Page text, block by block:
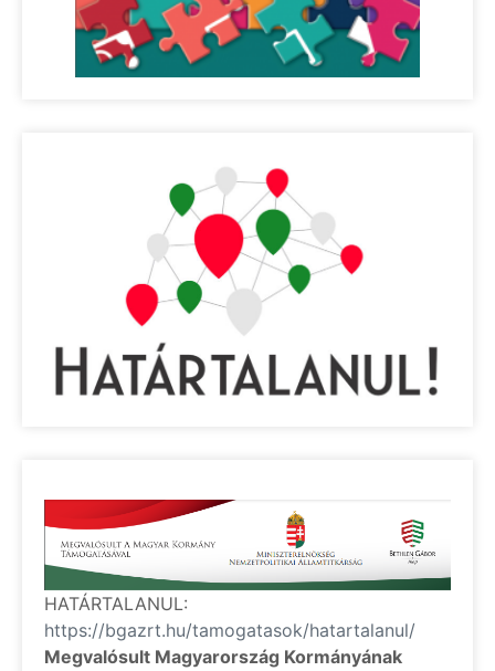
HATÁRTALANUL:
https://bgazrt.hu/tamogatasok/hatartalanul/
Megvalósult Magyarország Kormányának